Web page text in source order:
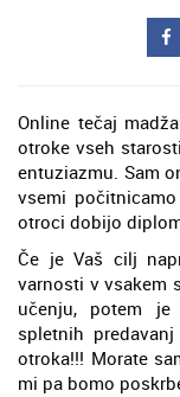
Online tečaj
otroke vseh
entuziazmu. Sam
vsemi
otroci dobijo
Če je Vaš cilj
varnosti v vsakem
učenju, potem je
spletnih
otroka!!! Morate
mi pa bomo